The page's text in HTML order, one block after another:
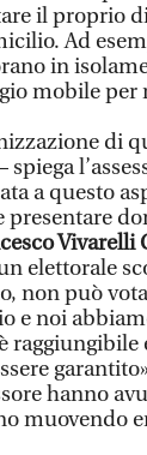
il proprio
Ad
in
mobile
di
a questo
Vivarelli
elettorale
non può
e noi
raggiungibile
hanno
muovendo